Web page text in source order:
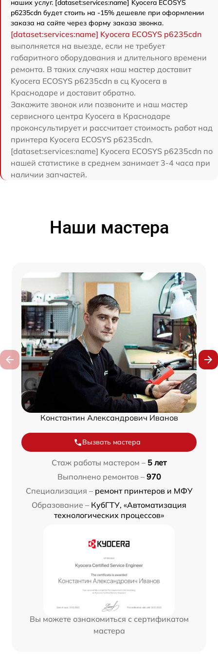
наших услуг. [dataset:services:name] Kyocera ECOSYS
p6235cdn будет стоить на -15% дешевле при оформлении
заказа на сайте через форму заказа звонка.
[dataset:services:name] Kyocera ECOSYS p6235cdn
выполняется на выезде, если не требует
габаритного оборудования и длительного времени
ремонта. В таких случаях наш мастер доставит
Kyocera ECOSYS p6235cdn в сц Kyocera в
Краснодаре и доставит обратно.
Закажите звонок или позвоните и наш мастер
сервисного центра Kyocera в Краснодаре
проконсультирует и рассчитает стоимость работ над
принтера Kyocera ECOSYS p6235cdn.
[dataset:services:name] Kyocera ECOSYS p6235cdn по
нашей статистике в среднем занимает 3-4 часа при
наличии запчастей.
Наши мастера
Константин Александрович Иванов
Вызвать мастера
Стаж работы мастером – 5 лет
Выполнено ремонтов – 970
Специализация – ремонт принтеров и МФУ
Образование – КубГТУ, «Автоматизация
технологических процессов»
Вы можете ознакомиться с сертификатом
мастера